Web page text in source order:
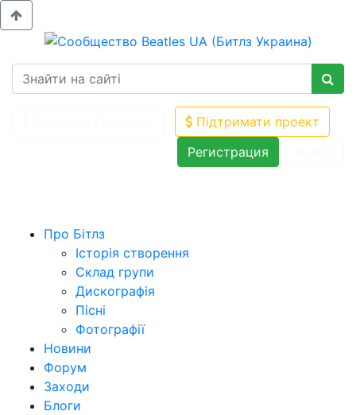
Підтримати проект
Регистрация
Про Бітлз
Історія створення
Склад групи
Дискографія
Пісні
Фотографії
Новини
Форум
Заходи
Блоги